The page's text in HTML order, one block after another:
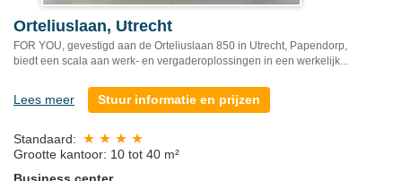
Orteliuslaan, Utrecht
FOR YOU, gevestigd aan de Orteliuslaan 850 in Utrecht, Papendorp,
biedt een scala aan werk- en vergaderoplossingen in een werkelijk...
Lees meer Stuur informatie en prijzen
Standaard:
Grootte kantoor: 10 tot 40 m²